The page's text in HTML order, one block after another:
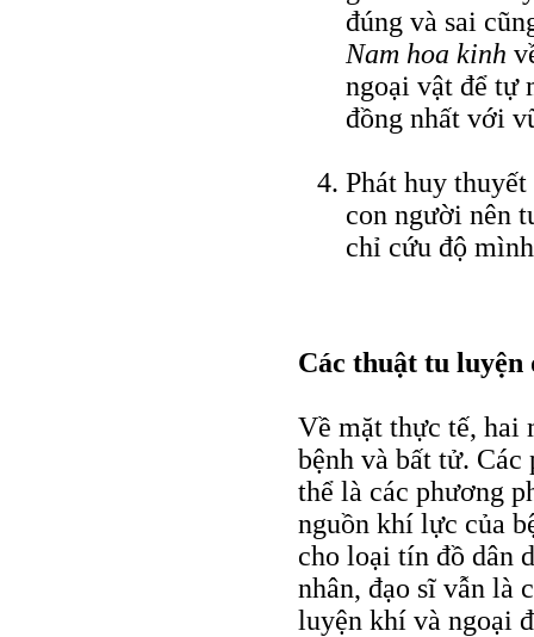
đúng và sai
Nam hoa kinh
ngoại vật để tự
đồng nhất với
Phát huy
con người nên
chỉ cứu độ
Các thuật tu luyện
Về mặt thực tế, hai
bệnh và bất tử. Các
thể là các phương
nguồn khí lực của
cho loại tín đồ dân
nhân, đạo sĩ vẫn là
luyện khí và ngoại